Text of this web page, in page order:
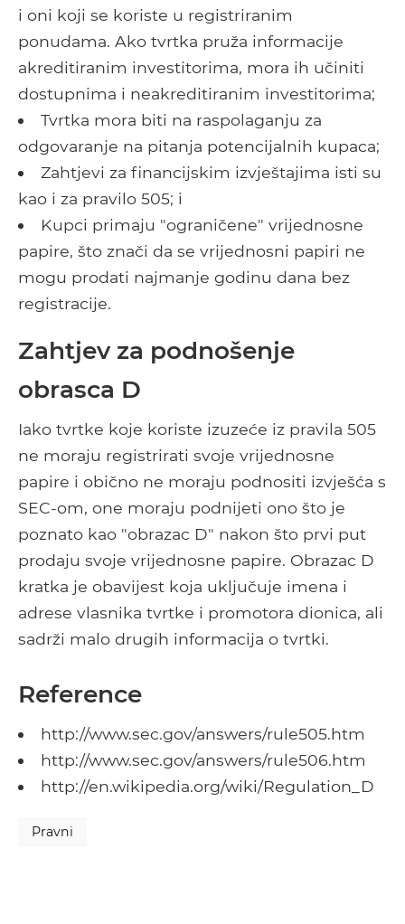
i oni koji se koriste u registriranim
ponudama. Ako tvrtka pruža informacije
akreditiranim investitorima, mora ih učiniti
dostupnima i neakreditiranim investitorima;
Tvrtka mora biti na raspolaganju za
odgovaranje na pitanja potencijalnih kupaca;
Zahtjevi za financijskim izvještajima isti su
kao i za pravilo 505; i
Kupci primaju "ograničene" vrijednosne
papire, što znači da se vrijednosni papiri ne
mogu prodati najmanje godinu dana bez
registracije.
Zahtjev za podnošenje
obrasca D
Iako tvrtke koje koriste izuzeće iz pravila 505
ne moraju registrirati svoje vrijednosne
papire i obično ne moraju podnositi izvješća s
SEC-om, one moraju podnijeti ono što je
poznato kao "obrazac D" nakon što prvi put
prodaju svoje vrijednosne papire. Obrazac D
kratka je obavijest koja uključuje imena i
adrese vlasnika tvrtke i promotora dionica, ali
sadrži malo drugih informacija o tvrtki.
Reference
http://www.sec.gov/answers/rule505.htm
http://www.sec.gov/answers/rule506.htm
http://en.wikipedia.org/wiki/Regulation_D
Pravni